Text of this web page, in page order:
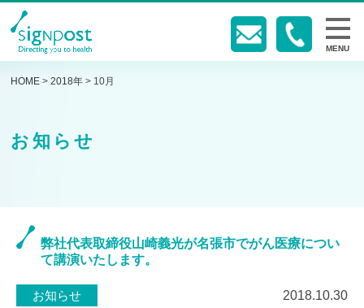
MENU
HOME >2018年 > 10月
お知らせ
弊社代表取締役山崎義光が名張市でがん医療につい
て講演いたします。
2018.10.30
お知らせ